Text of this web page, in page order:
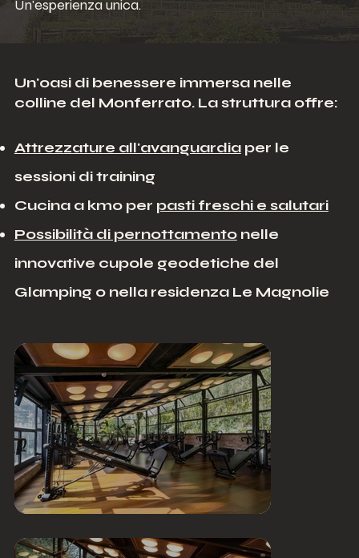
Un'esperienza unica.
Un'oasi di benessere immersa nelle
colline del Monferrato. La struttura offre:
Attrezzature all'avanguardiaper le
sessioni di training
Cucina a km0 per pasti freschi e salutari
Possibilità di pernottamentonelle
innovative cupole geodetiche del
Glamping o nella residenza Le Magnolie